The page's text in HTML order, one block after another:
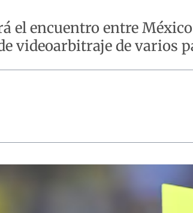
el encuentro entre
videoarbitraje de varios